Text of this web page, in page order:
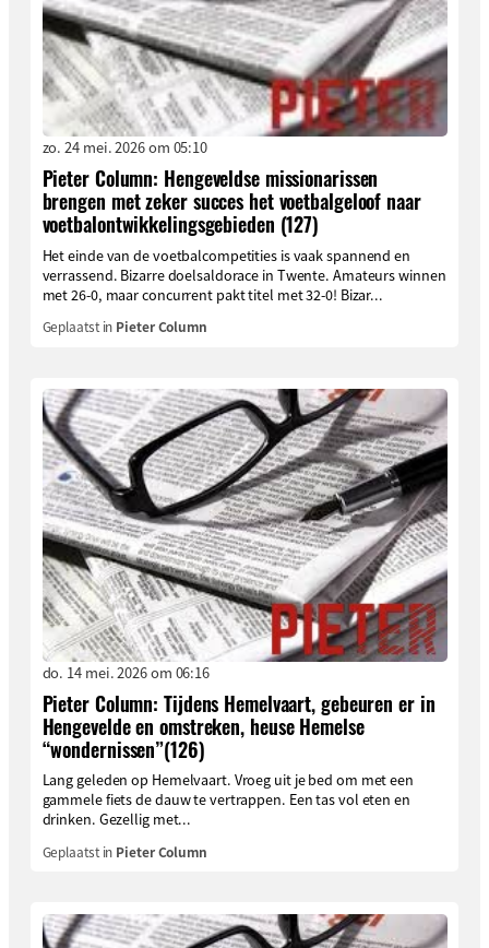
zo. 24 mei. 2026 om 05:10
Pieter Column: Hengeveldse missionarissen
brengen met zeker succes het voetbalgeloof naar
voetbalontwikkelingsgebieden (127)
Het einde van de voetbalcompetities is vaak spannend en
verrassend. Bizarre doelsaldorace in Twente. Amateurs winnen
met 26-0, maar concurrent pakt titel met 32-0! Bizar...
Geplaatst in Pieter Column
do. 14 mei. 2026 om 06:16
Pieter Column: Tijdens Hemelvaart, gebeuren er in
Hengevelde en omstreken, heuse Hemelse
“wondernissen”(126)
Lang geleden op Hemelvaart. Vroeg uit je bed om met een
gammele fiets de dauw te vertrappen. Een tas vol eten en
drinken. Gezellig met...
Geplaatst in Pieter Column